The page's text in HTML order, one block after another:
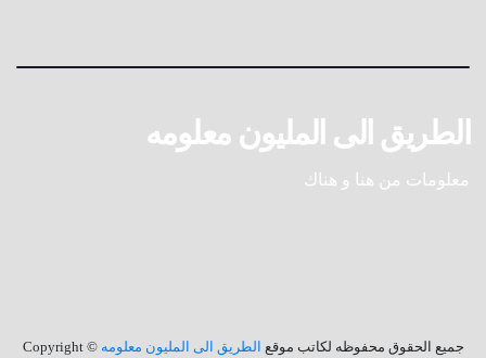
الطريق الى المليون معلومه
معلومات من هنا و هناك
جميع الحقوق محفوظه لكاتب موقع الطريق الى المليون معلومه © Copyright